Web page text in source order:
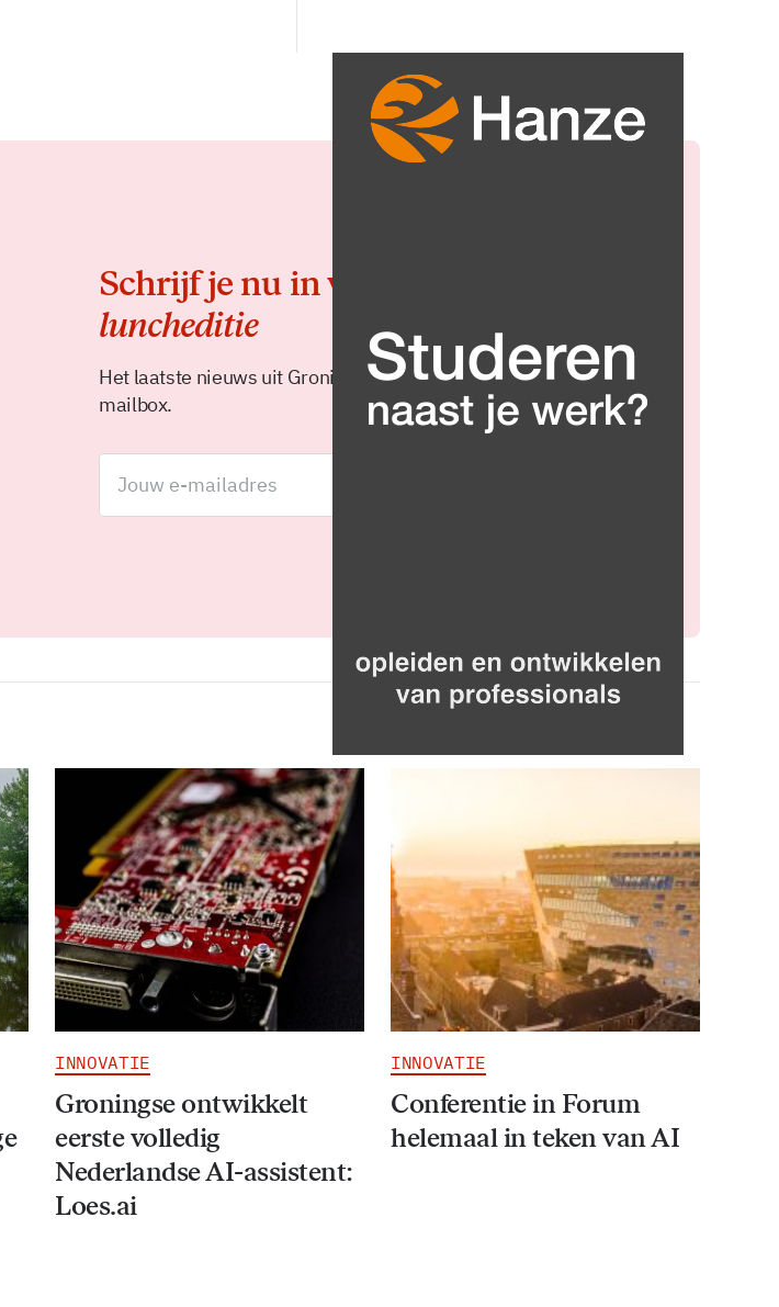
Schrijf je nu in voor de
luncheditie
Het laatste nieuws uit Groningen elke middag in je
mailbox.
INNOVATIE
Groningse ontwikkelt
eerste volledig
Nederlandse AI-assistent:
Loes.ai
INNOVATIE
Conferentie in Forum
helemaal in teken van AI